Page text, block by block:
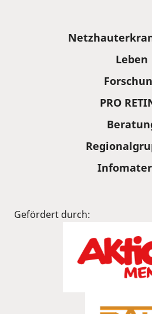
Leben
PRO
Gefördert durch: